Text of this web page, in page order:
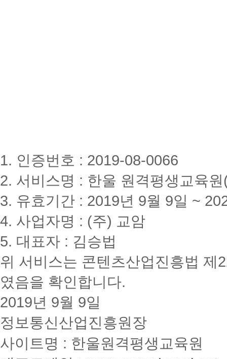
1. 인증번호 : 2019-08-0066
2. 서비스명 : 한울 원격평생교육
3. 유효기간 : 2019년 9월 9일 ~
4. 사업자명 : (주) 교암
5. 대표자 : 김승법
위 서비스는 콘텐츠산업진흥법 제
였음을 확인합니다.
2019년 9월 9일
정보통신산업진흥원장
사이트명 : 한울원격평생교육원